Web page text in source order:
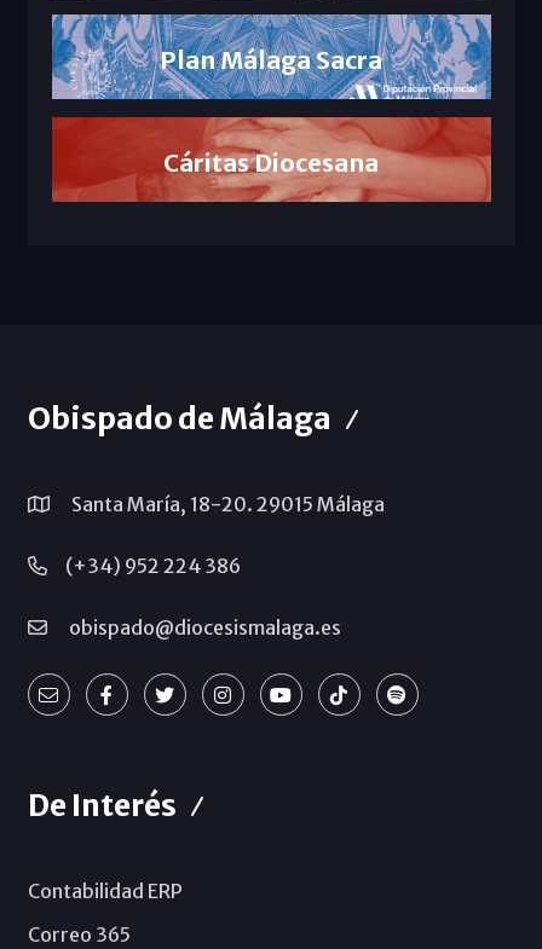
Plan Málaga Sacra
Cáritas Diocesana
Obispado de Málaga
Santa María, 18-20. 29015 Málaga
(+34) 952 224 386
obispado@diocesismalaga.es
De Interés
Contabilidad ERP
Correo 365